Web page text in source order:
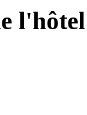
l'hôtel